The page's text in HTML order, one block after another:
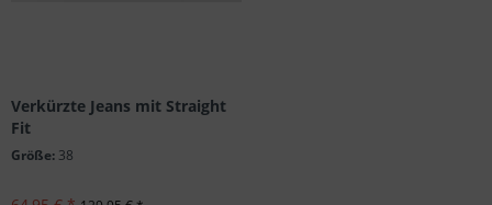
Verkürzte Jeans mit Straight
Fit
Größe: 38